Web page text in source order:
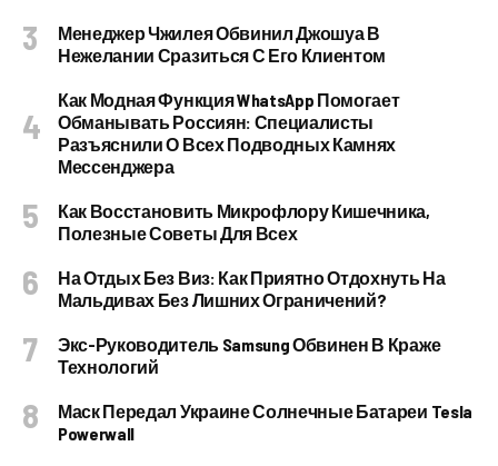
Менеджер Чжилея Обвинил Джошуа В
Нежелании Сразиться С Его Клиентом
Как Модная Функция WhatsApp Помогает
Обманывать Россиян: Специалисты
Разъяснили О Всех Подводных Камнях
Мессенджера
Как Восстановить Микрофлору Кишечника,
Полезные Советы Для Всех
На Отдых Без Виз: Как Приятно Отдохнуть На
Мальдивах Без Лишних Ограничений?
Экс-Руководитель Samsung Обвинен В Краже
Технологий
Маск Передал Украине Солнечные Батареи Tesla
Powerwall